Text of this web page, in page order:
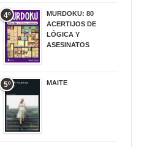
4º
MURDOKU: 80
ACERTIJOS DE
LÓGICA Y
ASESINATOS
5º MAITE